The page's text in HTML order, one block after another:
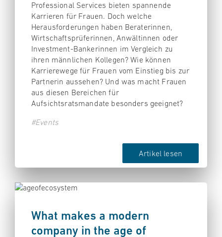
Professional Services bieten spannende
Karrieren für Frauen. Doch welche
Herausforderungen haben Beraterinnen,
Wirtschaftsprüferinnen, Anwältinnen oder
Investment-Bankerinnen im Vergleich zu
ihren männlichen Kollegen? Wie können
Karrierewege für Frauen vom Einstieg bis zur
Partnerin aussehen? Und was macht Frauen
aus diesen Bereichen für
Aufsichtsratsmandate besonders geeignet?
#Events
Artikel lesen
What makes a modern
company in the age of